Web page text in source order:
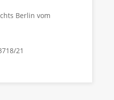
Berlin vom
21